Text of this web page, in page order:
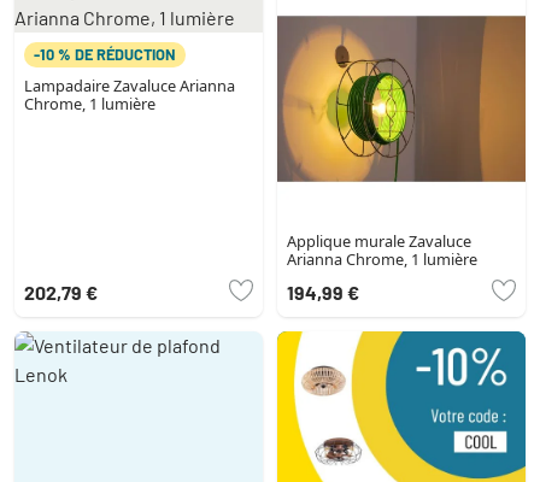
-10 % DE RÉDUCTION
Lampadaire Zavaluce Arianna
Chrome, 1 lumière
202,79 €
Applique murale Zavaluce
Arianna Chrome, 1 lumière
194,99 €